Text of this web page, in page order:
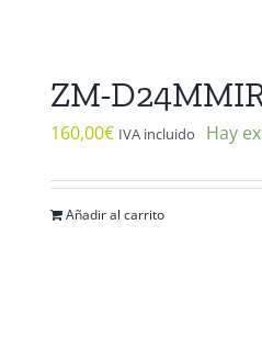
ZM-
160,00€ IVA incluido Hay
Añadir al carrito